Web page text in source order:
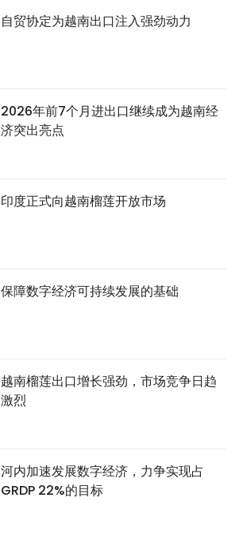
自贸协定为越南出口注入强劲动力
2026年前7个月进出口继续成为越南经
济突出亮点
印度正式向越南榴莲开放市场
保障数字经济可持续发展的基础
越南榴莲出口增长强劲，市场竞争日趋
激烈
河内加速发展数字经济，力争实现占
GRDP 22%的目标